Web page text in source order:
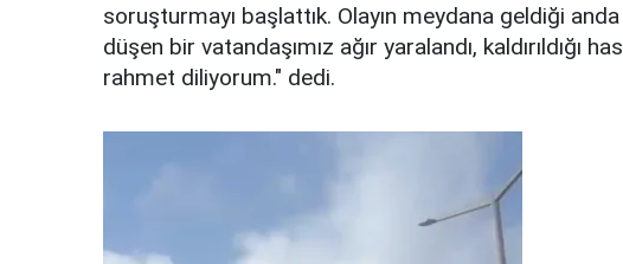
soruşturmayı başlattık. Olayın meydana geldiği
düşen bir vatandaşımız ağır yaralandı, kaldırıldığı
rahmet diliyorum." dedi.